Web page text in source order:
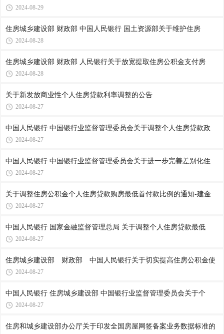
2024-08-29
住房城乡建设部 财政部 中国人民银行 国土资源部关于维护住房
2024-08-28
住房城乡建设部 财政部 人民银行关于放宽提取住房公积金支付房
2024-08-28
关于新发放商业性个人住房贷款利率调整的公告
2024-08-27
中国人民银行 中国银行业监督管理委员会关于调整个人住房贷款政
2024-08-27
中国人民银行 中国银行业监督管理委员会关于进一步完善差别化住
2024-08-27
关于调整住房公积金个人住房贷款购房最低首付款比例的通知-建金
2024-08-27
中国人民银行 国家金融监督管理总局 关于调整个人住房贷款最低
2024-08-27
住房城乡建设部 财政部 中国人民银行关于切实提高住房公积金使
2024-08-27
中国人民银行 住房城乡建设部 中国银行业监督管理委员会关于个
2024-08-27
住房和城乡建设部办公厅关于印发全国房屋网签备案业务数据标准的